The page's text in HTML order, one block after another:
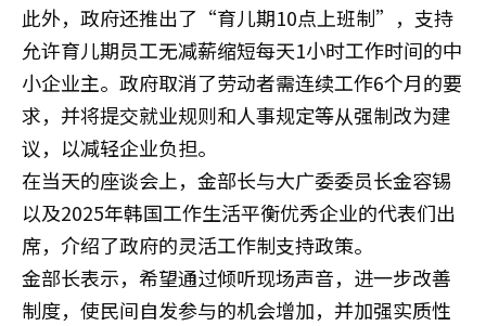
此外，政府还推出了“育儿期10点上班制”，支持
允许育儿期员工无减薪缩短每天1小时工作时间的中
小企业主。政府取消了劳动者需连续工作6个月的要
求，并将提交就业规则和人事规定等从强制改为建
议，以减轻企业负担。
在当天的座谈会上，金部长与大广委委员长金容锡
以及2025年韩国工作生活平衡优秀企业的代表们出
席，介绍了政府的灵活工作制支持政策。
金部长表示，希望通过倾听现场声音，进一步改善
制度，使民间自发参与的机会增加，并加强实质性